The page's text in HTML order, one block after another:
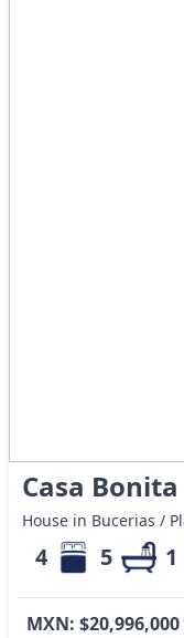
Casa Bonita
House in Bucerias /
4 5 1
MXN: